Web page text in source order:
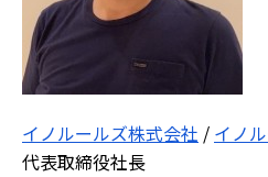
イノルールズ株式会社 / イノ
代表取締役社長